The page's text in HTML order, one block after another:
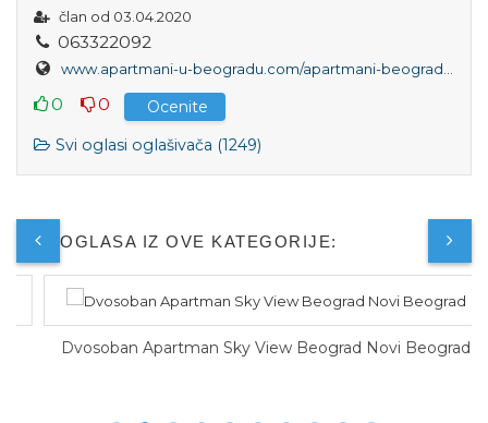
član od 03.04.2020
063322092
www.apartmani-u-beogradu.com/apartmani-beograd/studio-apartman-angela-zemun-beograd-zemun
0 0
Ocenite
Svi oglasi oglašivača (1249)
JOŠ OGLASA IZ OVE KATEGORIJE:
Dvosoban Apartman Sky View Beograd Novi Beograd